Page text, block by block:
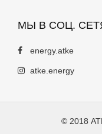
МЫ В СОЦ.
energy.atke
atke.energy
© 2018